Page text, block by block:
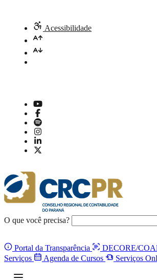
Acessibilidade
O que você precisa?
Portal da Transparência DECORE/
Serviços
Agenda de Cursos Serviços